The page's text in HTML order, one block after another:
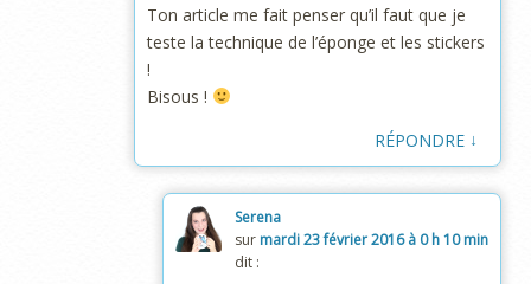
Ton article me fait penser qu’il faut que je
teste la technique de l’éponge et les stickers
!
Bisous !
RÉPONDRE ↓
Serena
sur mardi 23 février 2016 à 0 h 10 min
dit :